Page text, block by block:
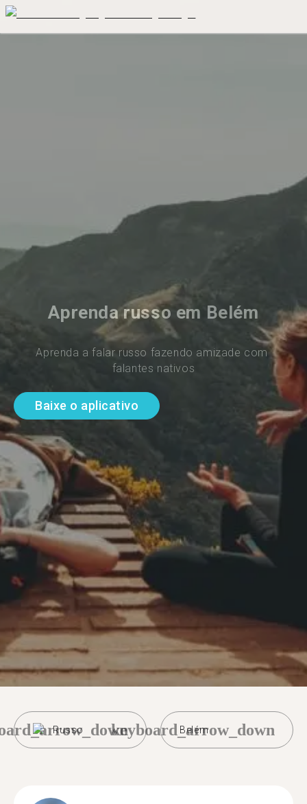
Aprenda russo em Belém
Aprenda a falar russo fazendo amizade com
falantes nativos
Baixe o aplicativo
Russo Belém
keyboard_arrow_down